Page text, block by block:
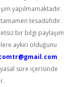
yapılmamaktadır.
tesadüfidir.
bir bilgi paylaşım
aykırı olduğunu
süre içerisinde